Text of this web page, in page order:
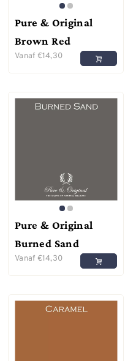
Pure & Original
Brown Red
Vanaf €14,30
Pure & Original
Burned Sand
Vanaf €14,30